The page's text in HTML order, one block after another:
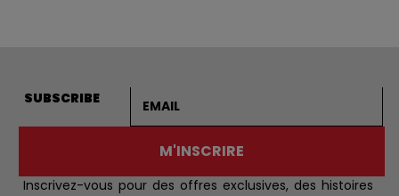
SUBSCRIBE
M'INSCRIRE
Inscrivez-vous pour des offres exclusives, des histoires